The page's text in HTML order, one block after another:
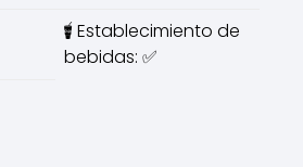
Establecimiento de
bebidas: ✅